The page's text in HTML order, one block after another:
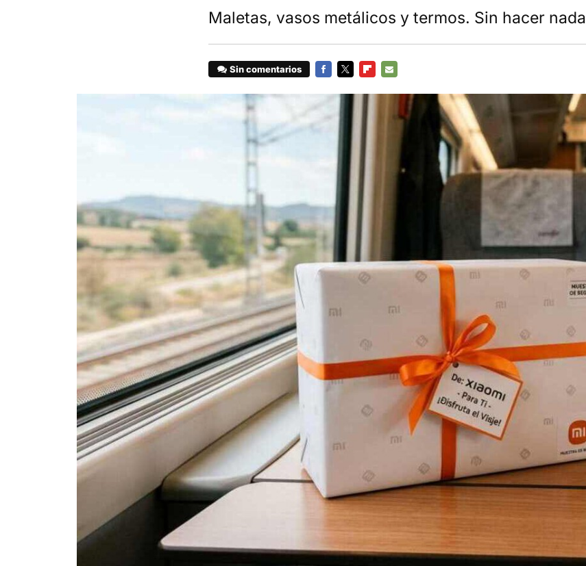
Maletas, vasos metálicos y termos. Sin hacer nada
Sin comentarios